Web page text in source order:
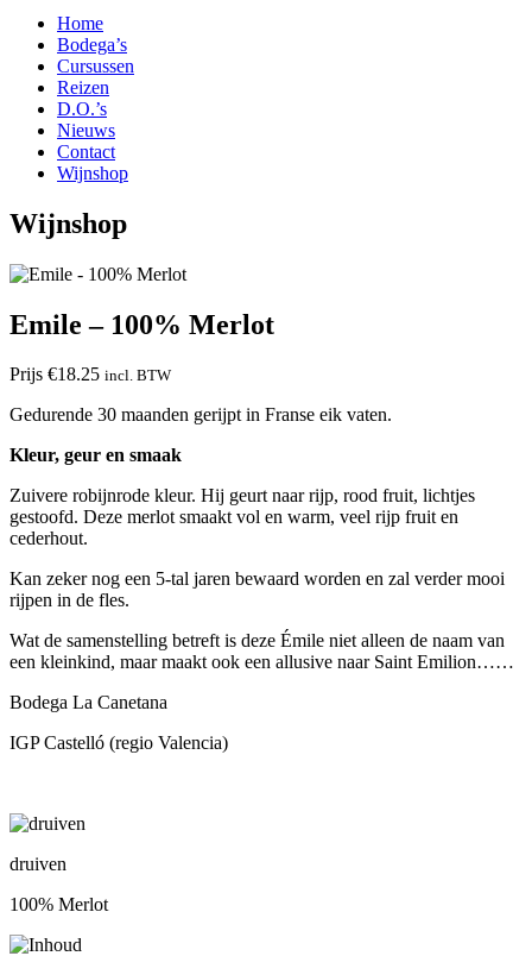
Home
Bodega’s
Cursussen
Reizen
D.O.’s
Nieuws
Contact
Wijnshop
Wijnshop
Emile – 100% Merlot
Prijs €18.25 incl. BTW
Gedurende 30 maanden gerijpt in Franse eik vaten.
Kleur, geur en smaak
Zuivere robijnrode kleur. Hij geurt naar rijp, rood fruit, lichtjes
gestoofd. Deze merlot smaakt vol en warm, veel rijp fruit en
cederhout.
Kan zeker nog een 5-tal jaren bewaard worden en zal verder mooi
rijpen in de fles.
Wat de samenstelling betreft is deze Émile niet alleen de naam van
een kleinkind, maar maakt ook een allusive naar Saint Emilion……
Bodega La Canetana
IGP Castelló (regio Valencia)
druiven
100% Merlot